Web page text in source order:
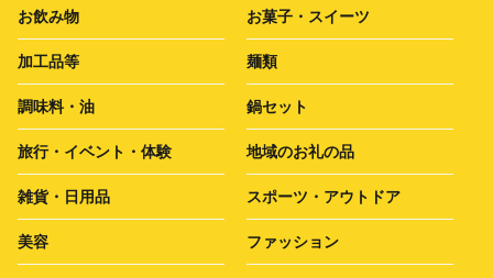
お飲み物 お菓子・スイーツ
加工品等 麺類
調味料・油 鍋セット
旅行・イベント・体験 地域のお礼の品
雑貨・日用品 スポーツ・アウトドア
美容 ファッション